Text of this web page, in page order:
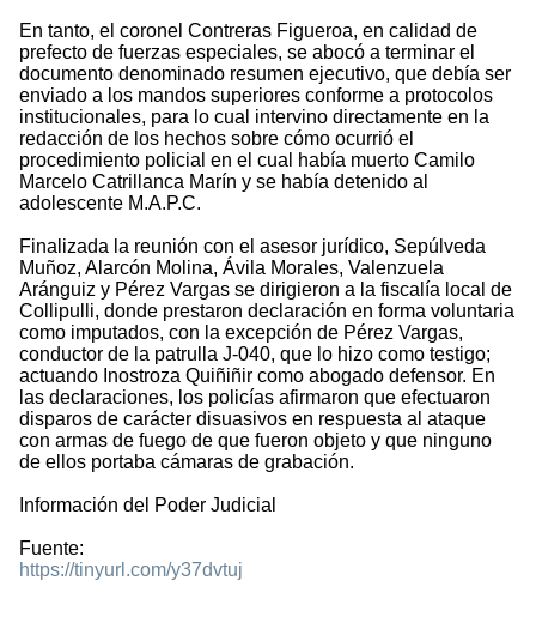
En tanto, el coronel Contreras Figueroa, en calidad de
prefecto de fuerzas especiales, se abocó a terminar el
documento denominado resumen ejecutivo, que debía ser
enviado a los mandos superiores conforme a protocolos
institucionales, para lo cual intervino directamente en la
redacción de los hechos sobre cómo ocurrió el
procedimiento policial en el cual había muerto Camilo
Marcelo Catrillanca Marín y se había detenido al
adolescente M.A.P.C.
Finalizada la reunión con el asesor jurídico, Sepúlveda
Muñoz, Alarcón Molina, Ávila Morales, Valenzuela
Aránguiz y Pérez Vargas se dirigieron a la fiscalía local de
Collipulli, donde prestaron declaración en forma voluntaria
como imputados, con la excepción de Pérez Vargas,
conductor de la patrulla J-040, que lo hizo como testigo;
actuando Inostroza Quiñiñir como abogado defensor. En
las declaraciones, los policías afirmaron que efectuaron
disparos de carácter disuasivos en respuesta al ataque
con armas de fuego de que fueron objeto y que ninguno
de ellos portaba cámaras de grabación.
Información del Poder Judicial
Fuente:
https://tinyurl.com/y37dvtuj